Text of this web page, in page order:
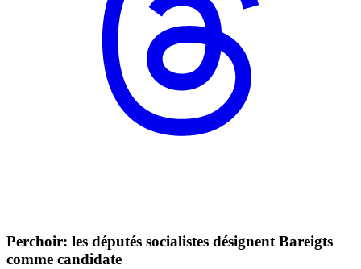
Perchoir: les députés socialistes désignent Bareigts
comme candidate